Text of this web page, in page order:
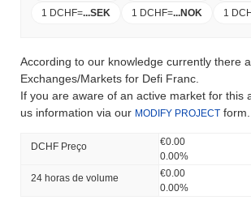
1 DCHF=...SEK 1 DCHF=...NOK 1
According to our knowledge currently there
Exchanges/Markets for Defi Franc.
If you are aware of an active market for this
us information via our MODIFY PROJECT form.
DCHF Preço
€0.00
0.00%
24 horas de volume
€0.00
0.00%